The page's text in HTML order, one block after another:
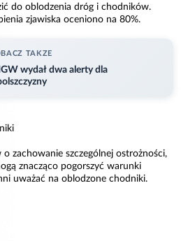
do oblodzenia dróg i chodników.
zjawiska oceniono na 80%.
TAKZE
wydał dwa alerty dla
zachowanie szczególnej ostrożności,
znacząco pogorszyć warunki
uważać na oblodzone chodniki.